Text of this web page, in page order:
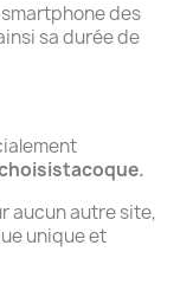
des
sa durée de
aucun autre site,
unique et